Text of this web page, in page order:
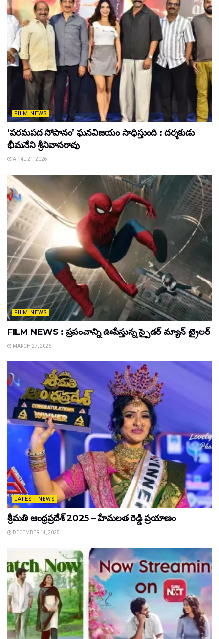
FILM NEWS
‘పరమపద సోపానం’ ఘనవిజయం సాధిస్తుంది : దర్శకుడు
భీమనేని శ్రీనివాసరావు
APRIL 21, 2026
FILM NEWS
FILM NEWS : ప్రపంచాన్ని ఊపేస్తున్న స్పైడర్ మ్యాన్ ట్రైలర్
MARCH 27, 2026
LATEST NEWS
శ్రీమతి ఆంధ్రప్రదేశ్ 2025 – హేమలత రెడ్డి ప్రయాణం
DECEMBER 14, 2025